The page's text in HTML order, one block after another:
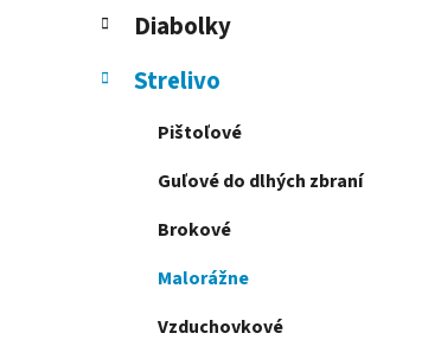
ý
a
ó
i
Diabolky
Strelivo
Pištoľové
Guľové do dlhých zbraní
Brokové
Malorážne
Vzduchovkové